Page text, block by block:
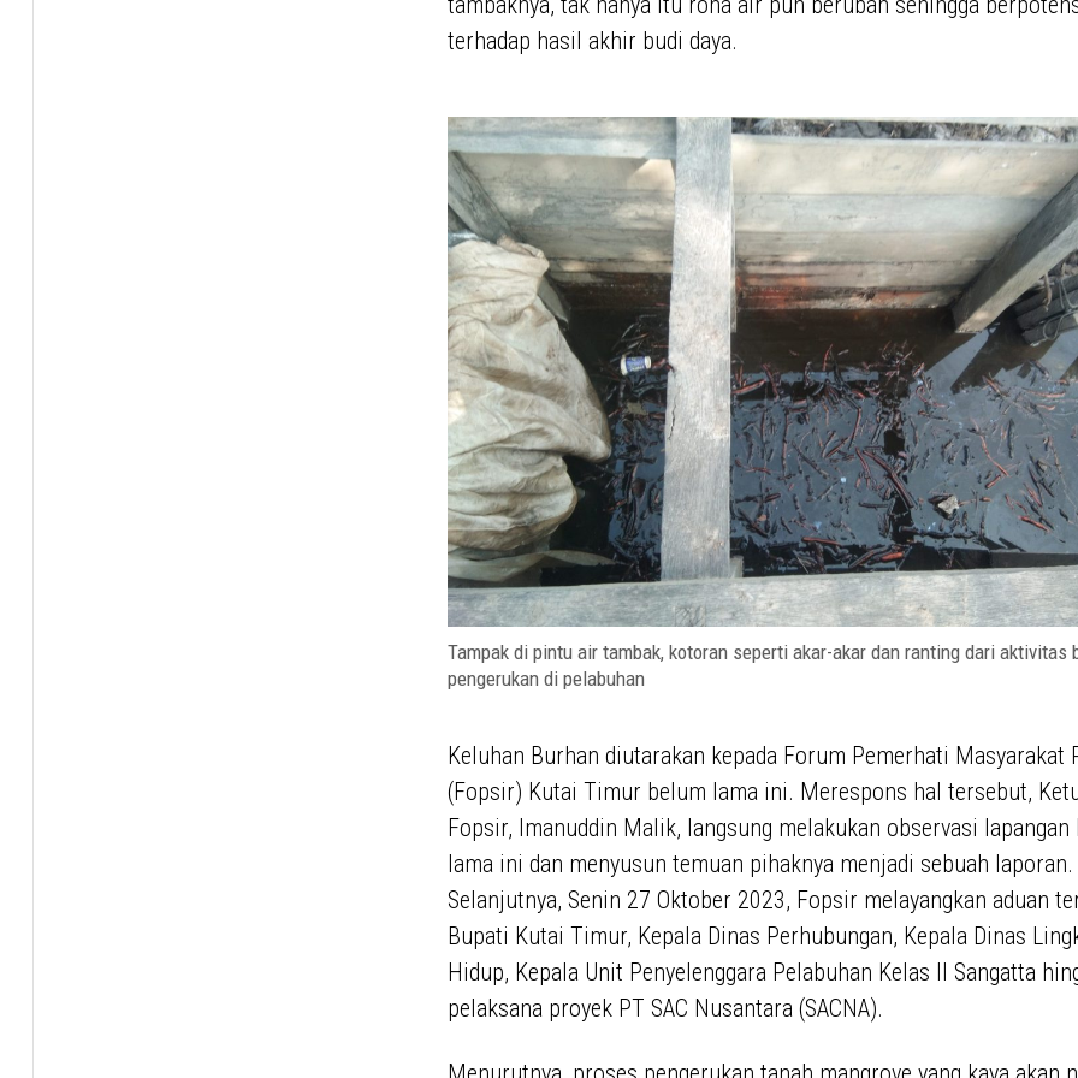
terhadap hasil akhir budi daya.
Tampak di pintu air tambak, kotoran seperti akar-akar dan ranting dari aktivitas
pengerukan di pelabuhan
Keluhan Burhan diutarakan kepada Forum Pemerhati Masyarakat
(Fopsir) Kutai Timur belum lama ini. Merespons hal tersebut,
Fopsir, Imanuddin Malik, langsung melakukan observasi lapangan
lama ini dan menyusun temuan pihaknya menjadi sebuah laporan.
Selanjutnya, Senin 27 Oktober 2023, Fopsir melayangkan aduan
Bupati Kutai Timur, Kepala Dinas Perhubungan, Kepala Dinas
Hidup, Kepala Unit Penyelenggara Pelabuhan Kelas II Sangatta
pelaksana proyek PT SAC Nusantara (SACNA).